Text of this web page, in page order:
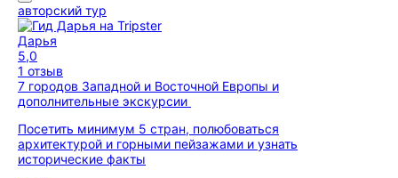
авторский тур
Дарья
5,0
1 отзыв
7 городов Западной и Восточной Европы и
дополнительные экскурсии
Посетить минимум 5 стран, полюбоваться
архитектурой и горными пейзажами и узнать
исторические факты